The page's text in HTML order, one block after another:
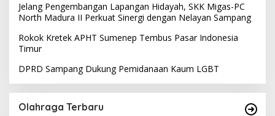
Jelang Pengembangan Lapangan Hidayah, SKK Migas-PC
North Madura II Perkuat Sinergi dengan Nelayan Sampang
Rokok Kretek APHT Sumenep Tembus Pasar Indonesia
Timur
DPRD Sampang Dukung Pemidanaan Kaum LGBT
Olahraga Terbaru